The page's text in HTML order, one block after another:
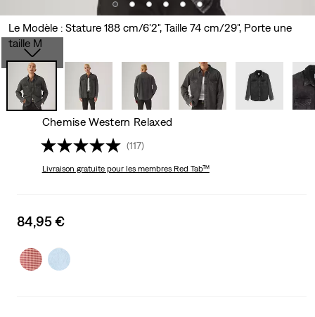
Le Modèle : Stature 188 cm/6'2", Taille 74 cm/29", Porte une
taille M
Chemise Western Relaxed
(117)
Livraison gratuitepour les membres Red Tab™
Sale
is
84,95 €